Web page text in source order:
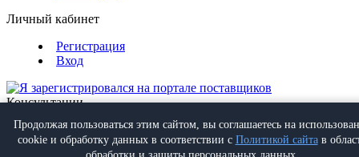
Личный кабинет
Регистрация
Вход
Консультации
Позвонить +7 (495) 988-07-08
Написатьinfo@proff-comfort.ru
Продолжая пользоваться этим сайтом, вы соглашаетесь на
cookie и обработку данных в соответствии с Политикой сайтав